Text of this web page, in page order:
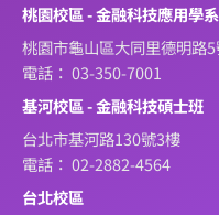
桃園校區 - 金融科技應用學系
桃園市龜山區大同里德明路
電話： 03-350-7001
基河校區 - 金融科技碩士班
台北市基河路130號3樓
電話： 02-2882-4564
台北校區